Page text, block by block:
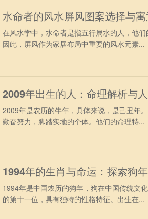
水命者的风水屏风图案选择与
在风水学中，水命者是指五行属水的人，他
因此，屏风作为家居布局中重要的风水元素...
2009年出生的人：命理解析与
2009年是农历的牛年，具体来说，是己丑年
勤奋努力，脚踏实地的个体。他们的命理特...
1994年的生肖与命运：探索狗
1994年是中国农历的狗年，狗在中国传统文
的第十一位，具有独特的性格特征。出生在...